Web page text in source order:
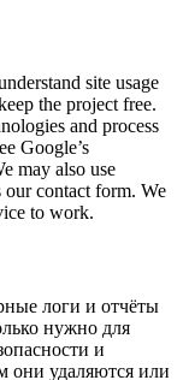
site usage
the project free.
and process
Google’s
may also use
our contact form. We
to work.
логи и отчёты
нужно для
и
они удаляются или